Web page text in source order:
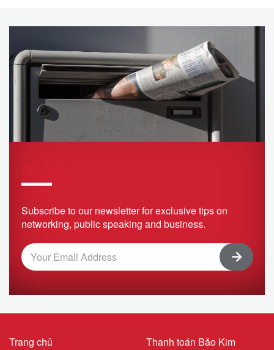
Subscribe to our newsletter for exclusive tips on
networking, public speaking and business.
Trang chủ
Thanh toán Bảo Kim